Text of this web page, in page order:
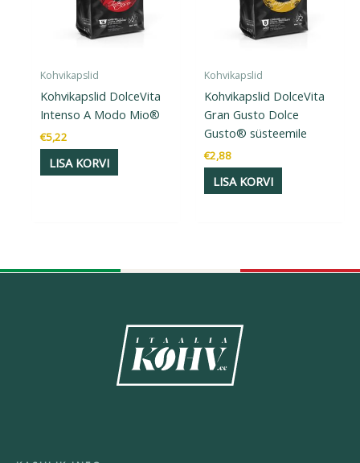
Kohvikapslid
Kohvikapslid DolceVita
Intenso A Modo Mio®
€5,22
LISA KORVI
Kohvikapslid
Kohvikapslid DolceVita
Gran Gusto Dolce
Gusto® süsteemile
€2,88
LISA KORVI